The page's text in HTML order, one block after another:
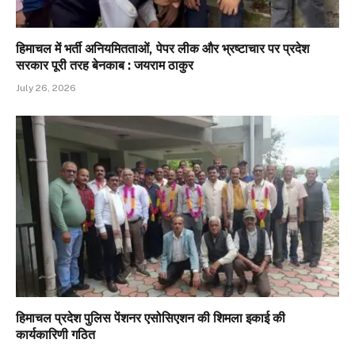
हिमाचल में भर्ती अनियमितताओं, पेपर लीक और भ्रष्टाचार पर प्रदेश
सरकार पूरी तरह बेनकाब : जयराम ठाकुर
July 26, 2026
हिमाचल प्रदेश पुलिस पेंशनर एसोसिएशन की शिमला इकाई की
कार्यकारिणी गठित